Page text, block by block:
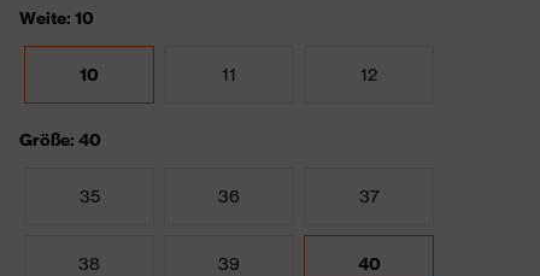
Weite: 10
10 11 12
Größe: 40
35 36 37
38 39 40